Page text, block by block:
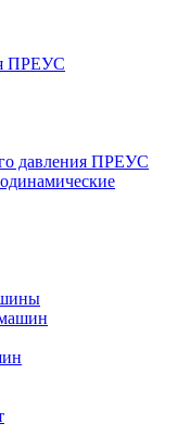
ПРЕУС
давления ПРЕУС